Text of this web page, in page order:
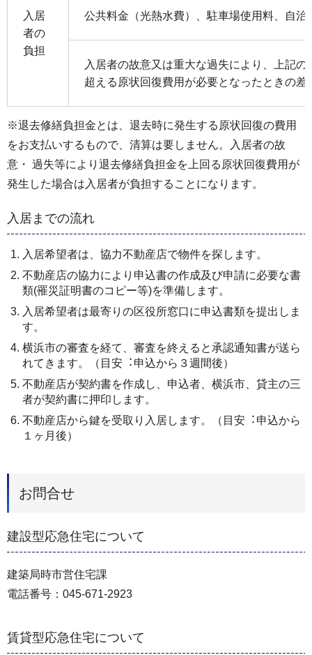
入居
者の
負担
公共料金（光熱水費）、駐車場使用料、自治
入居者の故意又は重大な過失により、上記
超える原状回復費用が必要となったときの差
※退去修繕負担金とは、退去時に発生する原状回復の費用
をお支払いするもので、清算は要しません。入居者の故
意・ 過失等により退去修繕負担金を上回る原状回復費用が
発生した場合は入居者が負担することになります。
入居までの流れ
入居希望者は、協力不動産店で物件を探します。
不動産店の協力により申込書の作成及び申請に必要な書
類(罹災証明書のコピー等)を準備します。
入居希望者は最寄りの区役所窓口に申込書類を提出しま
す。
横浜市の審査を経て、審査を終えると承認通知書が送ら
れてきます。（目安︓申込から３週間後）
不動産店が契約書を作成し、申込者、横浜市、貸主の三
者が契約書に押印します。
不動産店から鍵を受取り入居します。（目安︓申込から
１ヶ月後）
お問合せ
建設型応急住宅について
建築局時市営住宅課
電話番号：045-671-2923
賃貸型応急住宅について